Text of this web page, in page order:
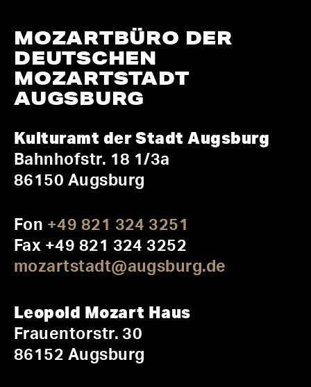
MOZARTBÜRO DER
DEUTSCHEN
MOZARTSTADT
AUGSBURG
Kulturamt der Stadt Augsburg
Bahnhofstr. 18 1/3a
86150 Augsburg
Fon +49 821 324 3251
Fax +49 821 324 3252
mozartstadt@augsburg.de
Leopold Mozart Haus
Frauentorstr. 30
86152 Augsburg